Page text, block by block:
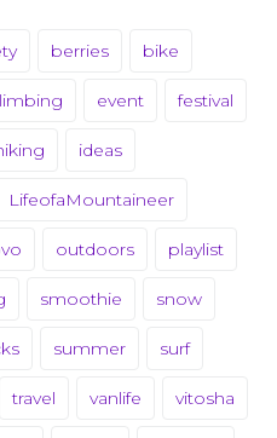
berries bike
event festival
ideas
LifeofaMountaineer
outdoors playlist
smoothie snow
summer surf
travel vanlife vitosha